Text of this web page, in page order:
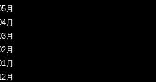
月
月
月
月
月
月